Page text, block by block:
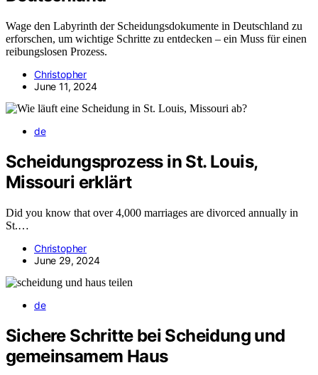
Wage den Labyrinth der Scheidungsdokumente in Deutschland zu
erforschen, um wichtige Schritte zu entdecken – ein Muss für einen
reibungslosen Prozess.
Christopher
June 11, 2024
de
Scheidungsprozess in St. Louis,
Missouri erklärt
Did you know that over 4,000 marriages are divorced annually in
St.…
Christopher
June 29, 2024
de
Sichere Schritte bei Scheidung und
gemeinsamem Haus